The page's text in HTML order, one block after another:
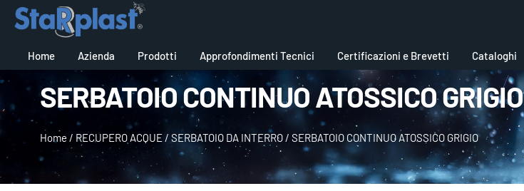
Home Azienda Prodotti Approfondimenti Tecnici Certificazioni e Brevetti Cataloghi
SERBATOIO CONTINUO ATOSSICO GRIGIO
Home / RECUPERO ACQUE/ SERBATOIO DA INTERRO/ SERBATOIO CONTINUO ATOSSICO GRIGIO